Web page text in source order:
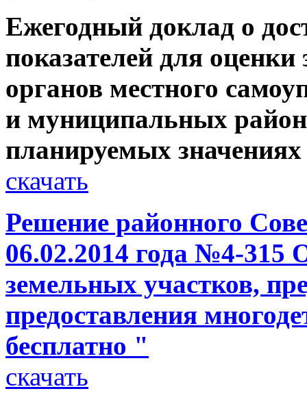
Ежегодный доклад о
показателей для
органов местного
и муниципальных
планируемых
скачать
Решение районного
06.02.2014 года №4-315
земельных участков,
предоставления
бесплатно "
скачать